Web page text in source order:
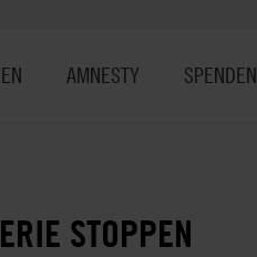
AMNESTY SPENDEN
STOPPEN